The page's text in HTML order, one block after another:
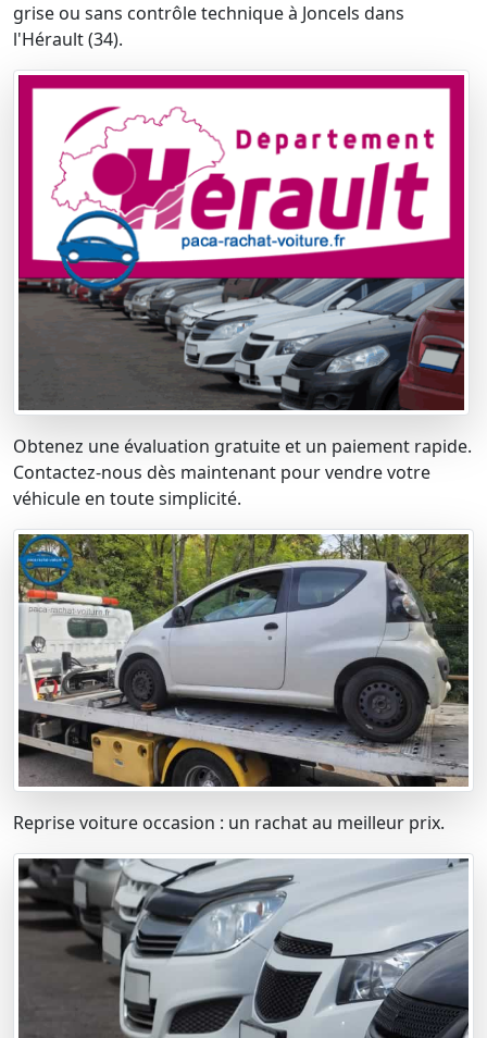
grise ou sans contrôle technique à Joncels dans
l'Hérault (34).
Obtenez une évaluation gratuite et un paiement rapide.
Contactez-nous dès maintenant pour vendre votre
véhicule en toute simplicité.
Reprise voiture occasion : un rachat au meilleur prix.